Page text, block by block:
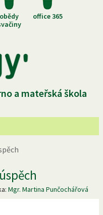
obědy
office 365
a mateřská škola
Mgr. Martina Punčochářová